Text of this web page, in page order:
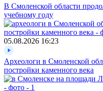
В Смоленской области
учебному году
05.08.2026 16:23
Археологи в Смоленской
постройки каменного века